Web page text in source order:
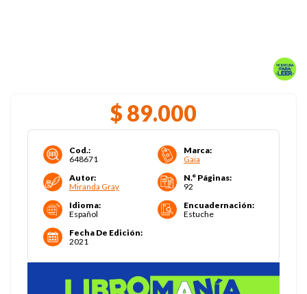
$ 89.000
Cod.:
648671
Marca:
Gaia
Autor:
Miranda Gray
N.° Páginas:
92
Idioma:
Español
Encuadernación:
Estuche
Fecha De Edición:
2021